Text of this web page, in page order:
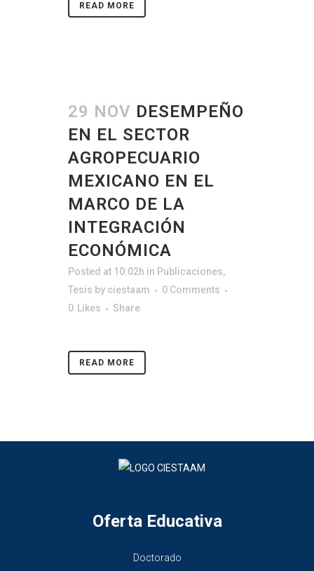
READ MORE
29 NOV DESEMPEÑO
EN EL SECTOR
AGROPECUARIO
MEXICANO EN EL
MARCO DE LA
INTEGRACIÓN
ECONÓMICA
Posted at 10:02h in Publicaciones,
Tesis by ciestaam
0 Comments
0 Likes Share
READ MORE
Oferta Educativa
Doctorado